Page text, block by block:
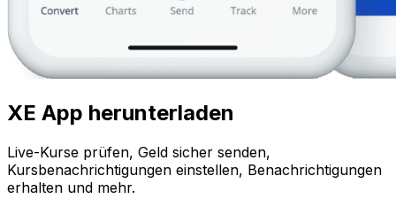
XE App herunterladen
Live-Kurse prüfen, Geld sicher senden,
Kursbenachrichtigungen einstellen, Benachrichtigungen
erhalten und mehr.